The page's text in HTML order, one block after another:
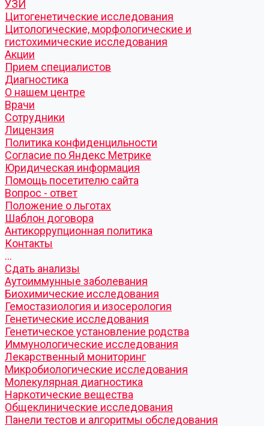
УЗИ
Цитогенетические исследования
Цитологические, морфологические и
гистохимические исследования
Акции
Прием специалистов
Диагностика
О нашем центре
Врачи
Сотрудники
Лицензия
Политика конфиденцильности
Согласие по Яндекс Метрике
Юридическая информация
Помощь посетителю сайта
Вопрос - ответ
Положение о льготах
Шаблон договора
Антикоррупционная политика
Контакты
...
Cдать анализы
Аутоиммунные заболевания
Биохимические исследования
Гемостазиология и изосерология
Генетические исследования
Генетическое установление родства
Иммунологические исследования
Лекарственный мониторинг
Микробиологические исследования
Молекулярная диагностика
Наркотические вещества
Общеклинические исследования
Панели тестов и алгоритмы обследования